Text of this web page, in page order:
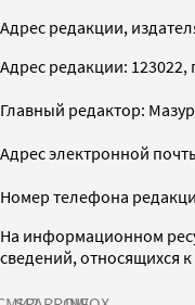
Адрес редакции,
Адрес редакции: 123022,
Главный редактор:
Адрес электронной
Номер телефона
На информационном
сведений, относящихся